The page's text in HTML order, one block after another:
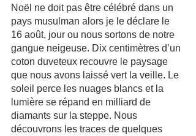
Noël ne doit pas être célébré dans un
pays musulman alors je le déclare le
16 août, jour ou nous sortons de notre
gangue neigeuse. Dix centimètres d’un
coton duveteux recouvre le paysage
que nous avons laissé vert la veille. Le
soleil perce les nuages blancs et la
lumière se répand en milliard de
diamants sur la steppe. Nous
découvrons les traces de quelques